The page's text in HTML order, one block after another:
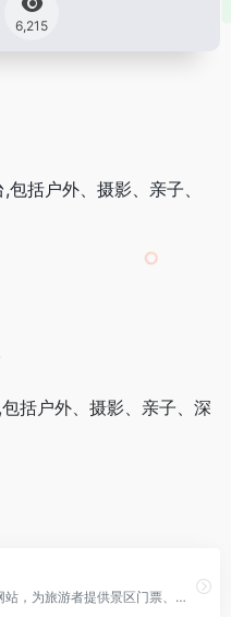
6,215
括户外、摄影、亲子、
括户外、摄影、亲子、深
中国新型的B2C旅游电子商务网站，为旅游者提供景区门票、自由行、度假酒店、机票、国内游、出境游等一站式旅游服务。